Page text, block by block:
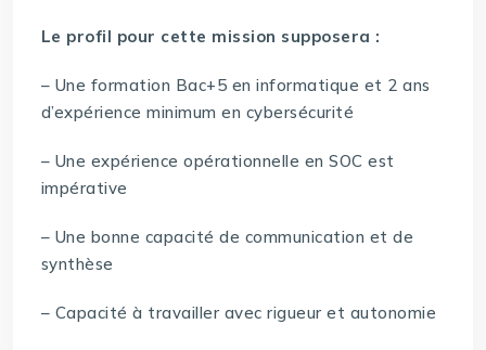
Le profil pour cette mission supposera :
– Une formation Bac+5 en informatique et 2 ans
d’expérience minimum en cybersécurité
– Une expérience opérationnelle en SOC est
impérative
– Une bonne capacité de communication et de
synthèse
– Capacité à travailler avec rigueur et autonomie